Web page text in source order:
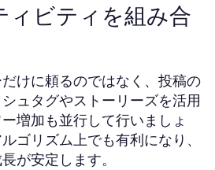
ィビティを組み合
けに頼るのではなく、投稿の
ュタグやストーリーズを活用
増加も並行して行いましょ
ゴリズム上でも有利になり、
が安定します。